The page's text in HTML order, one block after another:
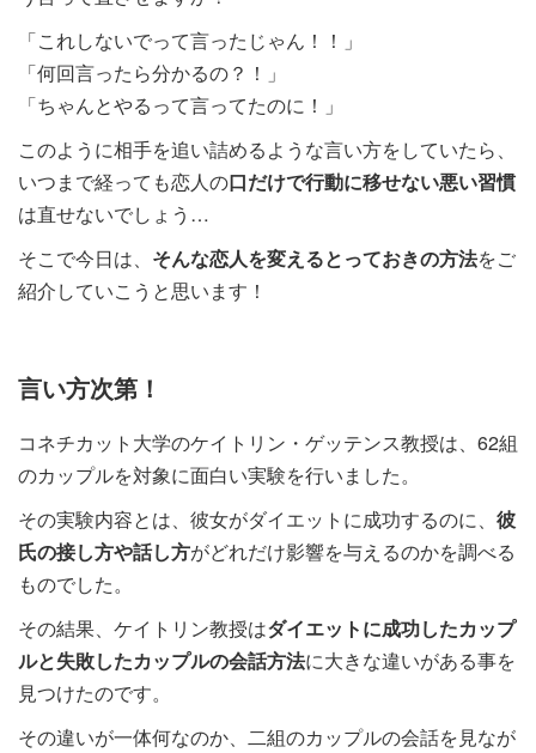
「これしないでって言ったじゃん！！」
「何回言ったら分かるの？！」
「ちゃんとやるって言ってたのに！」
このように相手を追い詰めるような言い方をしていたら、
いつまで経っても恋人の口だけで行動に移せない悪い習慣
は直せないでしょう…
そこで今日は、 そんな恋人を変えるとっておきの方法をご
紹介していこうと思います！
言い方次第！
コネチカット大学のケイトリン・ゲッテンス教授は、62組
のカップルを対象に面白い実験を行いました。
その実験内容とは、彼女がダイエットに成功するのに、 彼
氏の接し方や話し方がどれだけ影響を与えるのかを調べる
ものでした。
その結果、ケイトリン教授はダイエットに成功したカップ
ルと失敗したカップルの会話方法に大きな違いがある事を
見つけたのです。
その違いが一体何なのか、二組のカップルの会話を見なが